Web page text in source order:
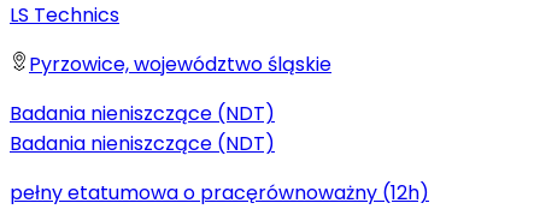
LS Technics
Pyrzowice, województwo śląskie
Badania nieniszczące (NDT)
Badania nieniszczące (NDT)
pełny etatumowa o pracęrównoważny (12h)